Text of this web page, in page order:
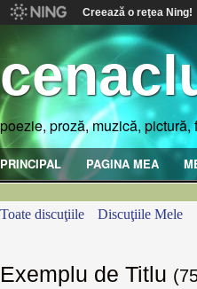
Creează o reţea Ning!
poezie, proză, muzică,
PRINCIPAL PAGINA MEA
Toate discuţiile Discuţiile Mele
Exemplu de Titlu